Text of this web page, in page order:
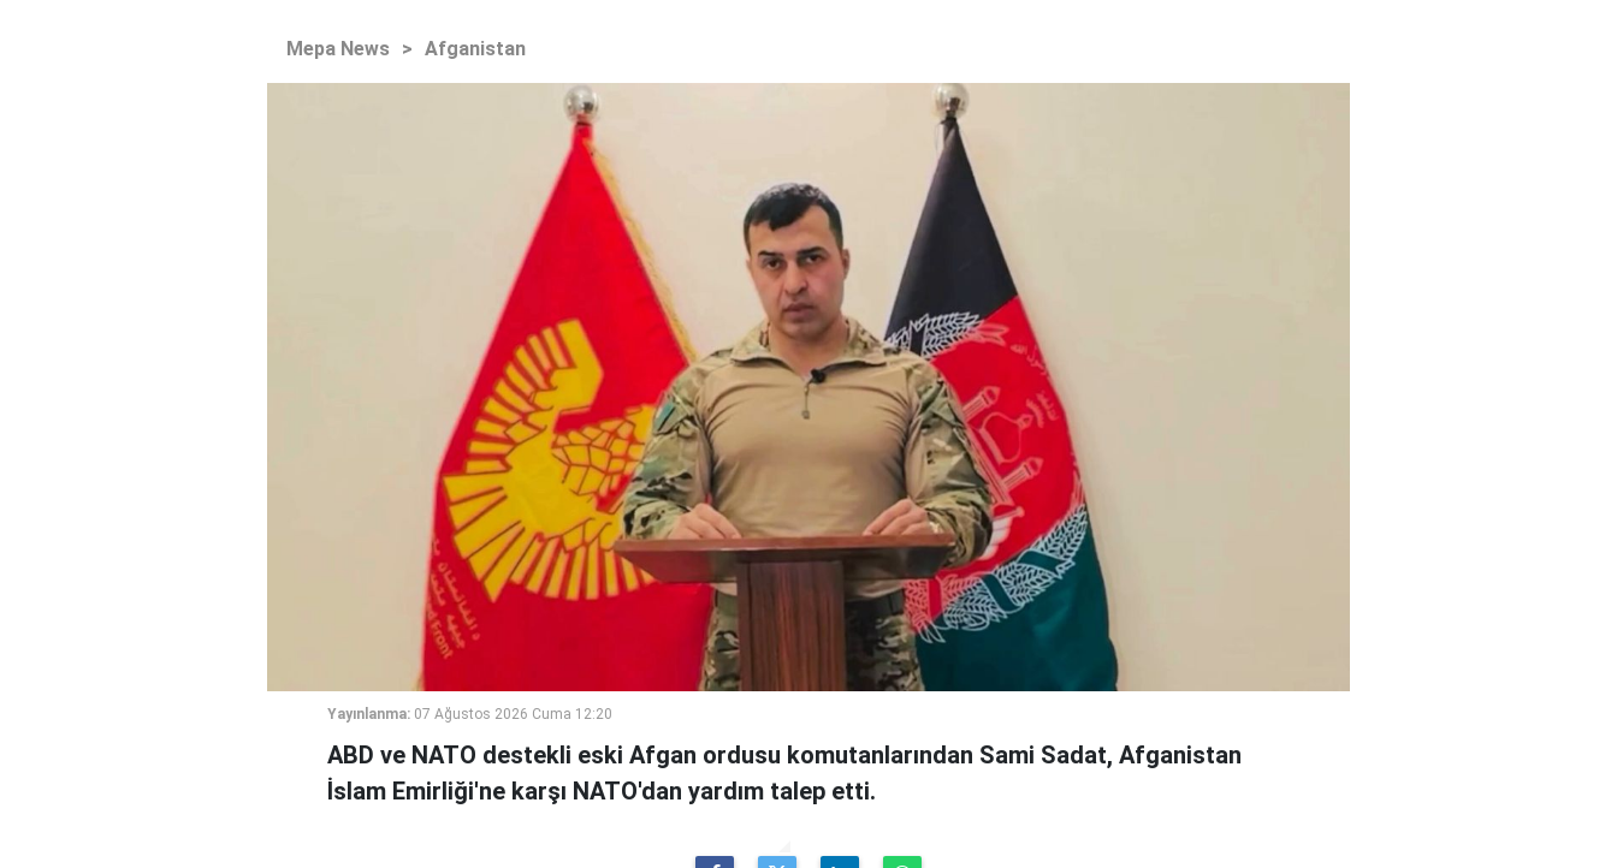
Mepa News > Afganistan
Yayınlanma: 07 Ağustos 2026 Cuma 12:20
ABD ve NATO destekli eski Afgan ordusu komutanlarından Sami Sadat, Afganistan
İslam Emirliği'ne karşı NATO'dan yardım talep etti.